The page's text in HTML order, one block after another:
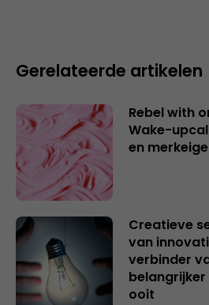
Gerelateerde artikelen
Rebel with
Wake-
en
Creatieve
van
verbinder
ooit